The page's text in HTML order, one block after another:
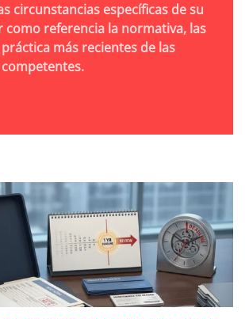
circunstancias específicas de su
como referencia la normativa, las
más recientes de las